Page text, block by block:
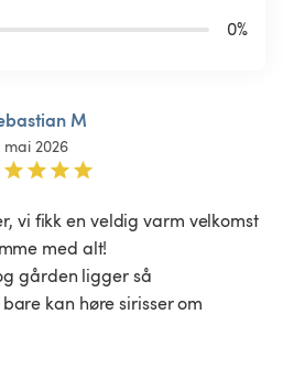
0%
M
mai 2026
vi fikk en veldig varm velkomst
med alt!
kan høre sirisser om